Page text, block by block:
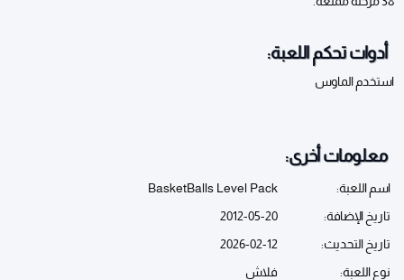
أدوات تحكم اللعبة:
استخدم الماوس
معلومات أخرى:
اسم اللعبة:
BasketBalls Level Pack
تاريخ الإضافة:
2012-05-20
تاريخ التحديث:
2026-02-12
نوع اللعبة:
فلاش